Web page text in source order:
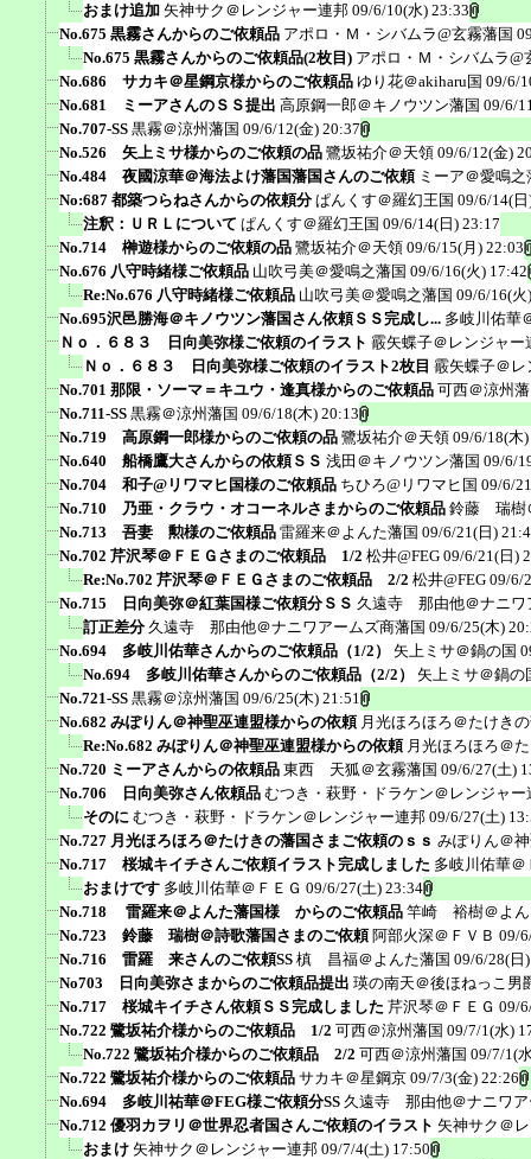
おまけ追加 矢神サク＠レンジャー連邦 09/6/10(水) 23:33
No.675 黒霧さんからのご依頼品 アポロ・Ｍ・シバムラ@玄霧藩国
No.675 黒霧さんからのご依頼品(2枚目) アポロ・Ｍ・シバムラ@
No.686 サカキ＠星鋼京様からのご依頼品 ゆり花＠akiharu国 09/6/
No.681 ミーアさんのＳＳ提出 高原鋼一郎＠キノウツン藩国 09/6/
No.707-SS 黒霧＠涼州藩国 09/6/12(金) 20:37
No.526 矢上ミサ様からのご依頼の品 鷺坂祐介＠天領 09/6/12(金)
No.484 夜國涼華＠海法よけ藩国藩国さんのご依頼 ミーア＠愛鳴之
No:687 都築つらねさんからの依頼分 ぱんくす＠羅幻王国 09/6/14(
注釈：ＵＲＬについて ぱんくす＠羅幻王国 09/6/14(日) 23:17
No.714 榊遊様からのご依頼の品 鷺坂祐介＠天領 09/6/15(月) 22:03
No.676 八守時緒様ご依頼品 山吹弓美＠愛鳴之藩国 09/6/16(火) 17:42
Re:No.676 八守時緒様ご依頼品 山吹弓美＠愛鳴之藩国 09/6/16(火
No.695沢邑勝海＠キノウツン藩国さん依頼ＳＳ完成し... 多岐川佑華
Ｎｏ．６８３ 日向美弥様ご依頼のイラスト 霰矢蝶子＠レンジャー
Ｎｏ．６８３ 日向美弥様ご依頼のイラスト2枚目 霰矢蝶子＠レ
No.701 那限・ソーマ＝キユウ・逢真様からのご依頼品 可西＠涼州
No.711-SS 黒霧＠涼州藩国 09/6/18(木) 20:13
No.719 高原鋼一郎様からのご依頼の品 鷺坂祐介＠天領 09/6/18(木
No.640 船橋鷹大さんからの依頼ＳＳ 浅田＠キノウツン藩国 09/6/
No.704 和子@リワマヒ国様のご依頼品 ちひろ@リワマヒ国 09/6/
No.710 乃亜・クラウ・オコーネルさまからのご依頼品 鈴藤 瑞樹
No.713 吾妻 勲様のご依頼品 雷羅来＠よんた藩国 09/6/21(日)
No.702 芹沢琴＠ＦＥＧさまのご依頼品 1/2 松井@FEG 09/6/21(日)
Re:No.702 芹沢琴＠ＦＥＧさまのご依頼品 2/2 松井@FEG 09/6/
No.715 日向美弥＠紅葉国様ご依頼分ＳＳ 久遠寺 那由他＠ナニワ
訂正差分 久遠寺 那由他＠ナニワアームズ商藩国 09/6/25(木)
No.694 多岐川佑華さんからのご依頼品（1/2）
矢上ミサ＠鍋の国
No.694 多岐川佑華さんからのご依頼品（2/2）
矢上ミサ＠鍋の
No.721-SS 黒霧＠涼州藩国 09/6/25(木) 21:51
No.682 みぽりん＠神聖巫連盟様からの依頼 月光ほろほろ＠たけき
Re:No.682 みぽりん＠神聖巫連盟様からの依頼 月光ほろほろ＠
No.720 ミーアさんからの依頼品 東西 天狐＠玄霧藩国 09/6/27(土)
No.706 日向美弥さん依頼品 むつき・萩野・ドラケン＠レンジャー
そのに むつき・萩野・ドラケン＠レンジャー連邦 09/6/27(土)
No.727 月光ほろほろ＠たけきの藩国さまご依頼のｓｓ みぽりん＠
No.717 桜城キイチさんご依頼イラスト完成しました 多岐川佑華＠
おまけです 多岐川佑華＠ＦＥＧ 09/6/27(土) 23:34
No.718 雷羅来＠よんた藩国様 からのご依頼品 竿崎 裕樹＠よん
No.723 鈴藤 瑞樹＠詩歌藩国さまのご依頼 阿部火深＠ＦＶＢ 09/
No.716 雷羅 来さんのご依頼SS 槙 昌福＠よんた藩国 09/6/28(日
No703 日向美弥さまからのご依頼品提出 瑛の南天＠後ほねっこ男
No.717 桜城キイチさん依頼ＳＳ完成しました 芹沢琴＠ＦＥＧ 09/
No.722 鷺坂祐介様からのご依頼品 1/2 可西＠涼州藩国 09/7/1(水)
No.722 鷺坂祐介様からのご依頼品 2/2 可西＠涼州藩国 09/7/1(
No.722 鷺坂祐介様からのご依頼品 サカキ＠星鋼京 09/7/3(金) 22:26
No.694 多岐川祐華＠FEG様ご依頼分SS 久遠寺 那由他＠ナニワア
No.712 優羽カヲリ＠世界忍者国さんご依頼のイラスト 矢神サク＠
おまけ 矢神サク＠レンジャー連邦 09/7/4(土) 17:50